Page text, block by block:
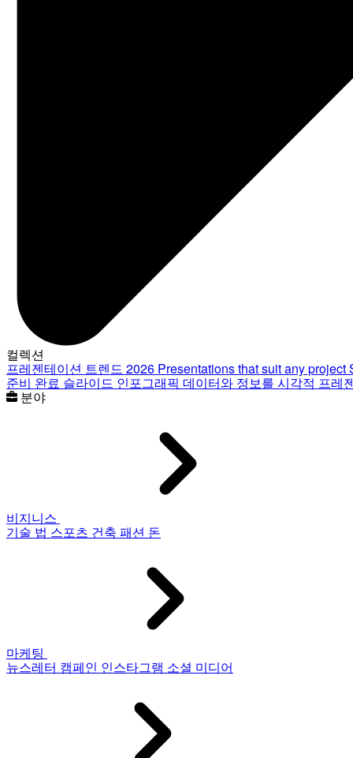
컬렉션
프레젠테이션 트렌드 2026 Presentations that suit any project
준비 완료 슬라이드 인포그래픽 데이터와 정보를 시각적 프레
분야
비지니스
기술 법 스포츠 건축 패션 돈
마케팅
뉴스레터 캠페인 인스타그램 소셜 미디어